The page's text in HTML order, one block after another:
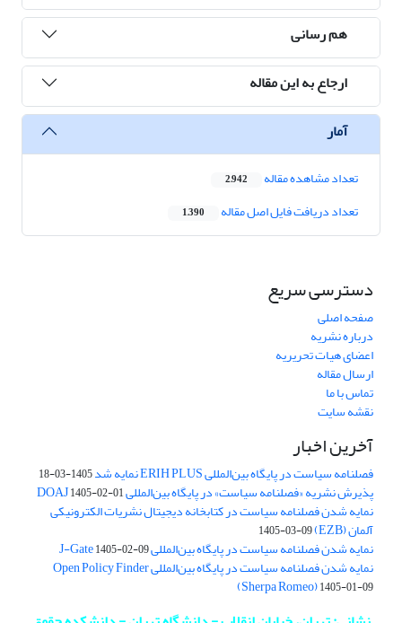
هم رسانی
ارجاع به این مقاله
آمار
تعداد مشاهده مقاله 2,942
تعداد دریافت فایل اصل مقاله 1,390
دسترسی سریع
صفحه اصلی
درباره نشریه
اعضای هیات تحریریه
ارسال مقاله
تماس با ما
نقشه سایت
آخرین اخبار
فصلنامه سیاست در پایگاه بین‌المللی ERIH PLUS نمایه شد 1405-03-18
پذیرش نشریه «فصلنامه سیاست» در پایگاه بین‌المللی DOAJ1405-02-01
نمایه شدن فصلنامه سیاست در کتابخانه دیجیتال نشریات الکترونیکی
آلمان (EZB) 1405-03-09
نمایه شدن فصلنامه سیاست در پایگاه بین‌المللی J-Gate1405-02-09
نمایه شدن فصلنامه سیاست در پایگاه بین‌المللی Open Policy Finder
(Sherpa Romeo)1405-01-09